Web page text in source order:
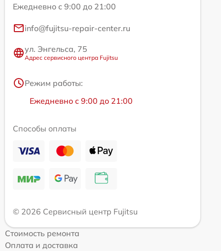
Ежедневно с 9:00 до 21:00
info@fujitsu-repair-center.ru
ул. Энгельса, 75
Адрес сервисного центра Fujitsu
Режим работы:
Ежедневно с 9:00 до 21:00
Способы оплаты
© 2026 Сервисный центр Fujitsu
Стоимость ремонта
Оплата и доставка